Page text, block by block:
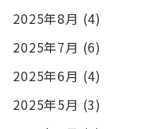
2025年8月 (4)
2025年7月 (6)
2025年6月 (4)
2025年5月 (3)